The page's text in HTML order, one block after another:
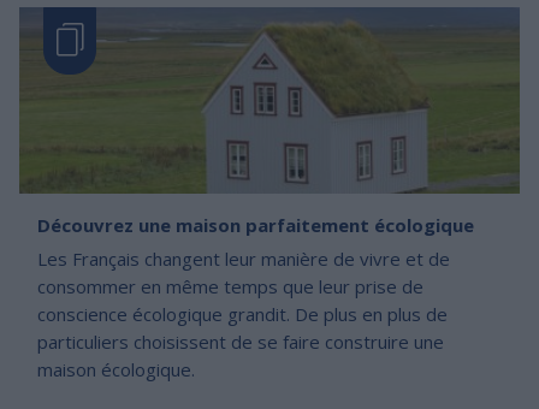
Découvrez une maison parfaitement écologique
Les Français changent leur manière de vivre et de
consommer en même temps que leur prise de
conscience écologique grandit. De plus en plus de
particuliers choisissent de se faire construire une
maison écologique.